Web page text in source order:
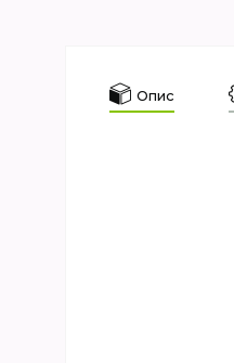
Опис